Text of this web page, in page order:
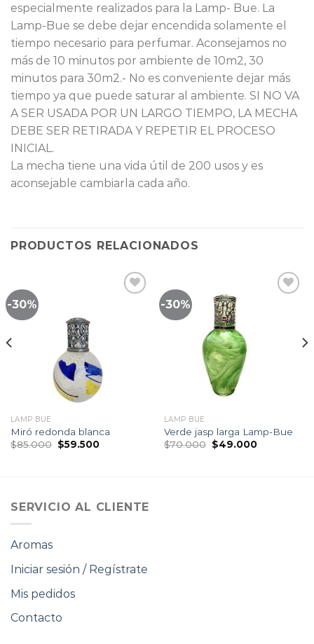
especialmente realizados para la Lamp- Bue. La
Lamp-Bue se debe dejar encendida solamente el
tiempo necesario para perfumar. Aconsejamos no
más de 10 minutos por ambiente de 10m2, 30
minutos para 30m2.- No es conveniente dejar más
tiempo ya que puede saturar al ambiente. SI NO VA
A SER USADA POR UN LARGO TIEMPO, LA MECHA
DEBE SER RETIRADA Y REPETIR EL PROCESO
INICIAL.
La mecha tiene una vida útil de 200 usos y es
aconsejable cambiarla cada año.
PRODUCTOS RELACIONADOS
-30%
LAMP BUE
Miró redonda blanca
$85.000 El
precio
$59.500El
-30%
seguimiento
LAMP BUE
Verde jasp larga Lamp-Bue
$70.000 El
precio
$49.000El
SERVICIO AL CLIENTE
Aromas
Iniciar sesión / Regístrate
Mis pedidos
Contacto